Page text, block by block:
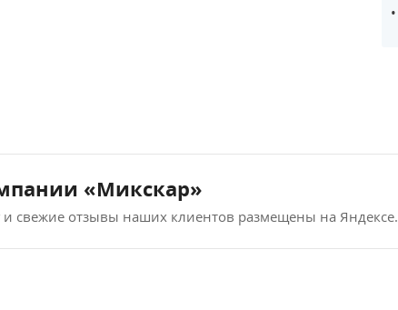
«Микскар»
свежие отзывы наших клиентов размещены на Яндексе.